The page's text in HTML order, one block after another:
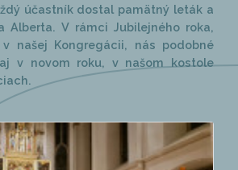
účastník dostal pamätný leták a
Alberta. V rámci Jubilejného roka,
našej Kongregácii, nás podobné
v novom roku, v našom kostole